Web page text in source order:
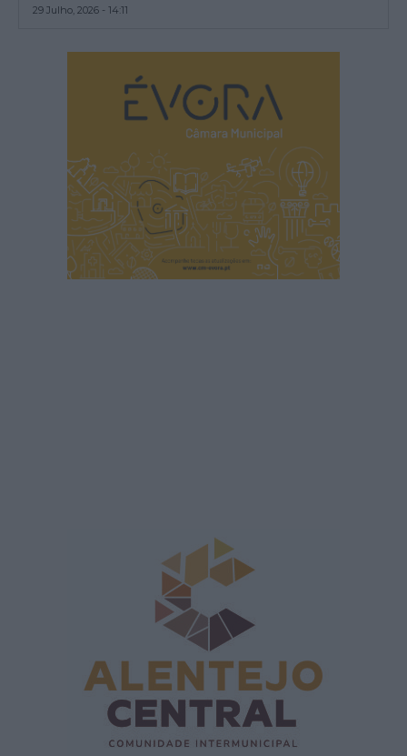
29 Julho, 2026 - 14:11